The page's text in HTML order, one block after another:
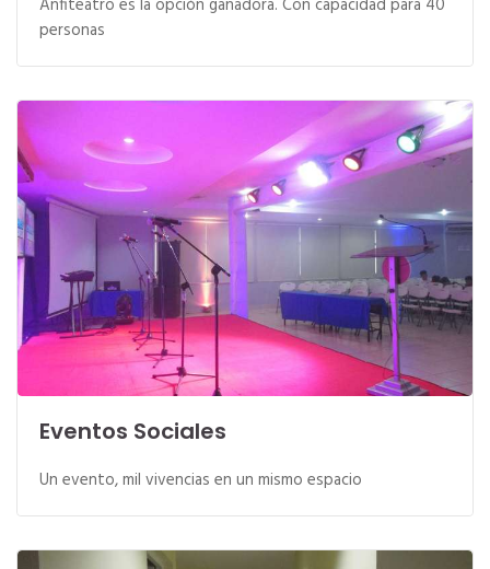
personas
Eventos Sociales
Un evento, mil vivencias en un mismo espacio